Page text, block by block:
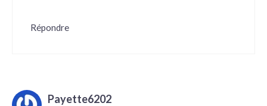
Répondre
Payette6202